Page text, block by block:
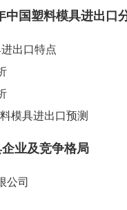
国塑料模具进出口
出口特点
模具进出口预测
业及竞争格局
公司